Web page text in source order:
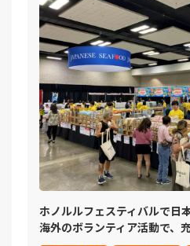
ホノルルフェスティバルで日
海外のボランティア活動で、